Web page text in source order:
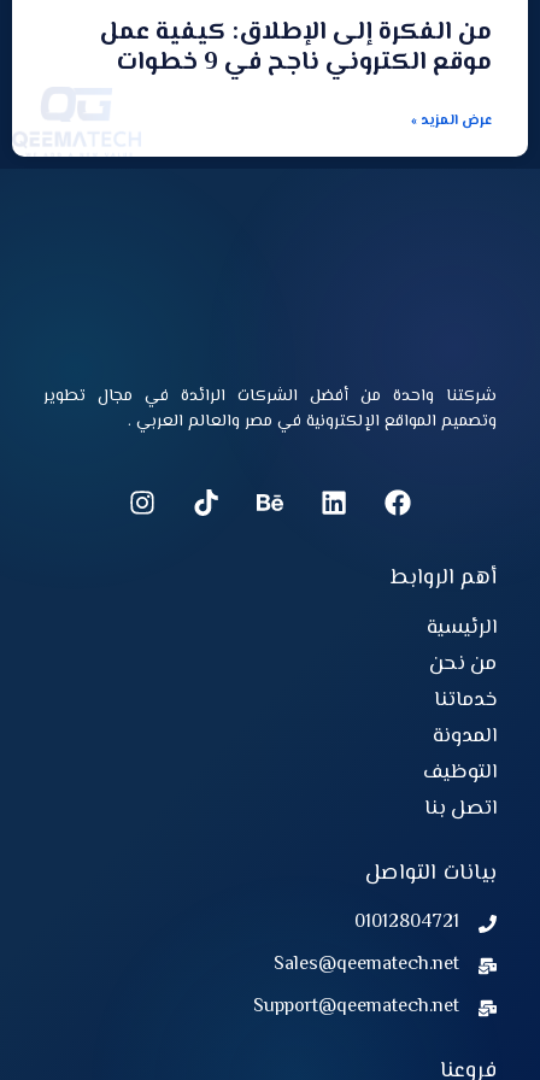
من الفكرة إلى الإطلاق: كيفية عمل
موقع الكتروني ناجح في 9 خطوات
عرض المزيد »
شركتنا واحدة من أفضل الشركات الرائدة في مجال تطوير
وتصميم المواقع الإلكترونية في مصر والعالم العربي .
أهم الروابط
الرئيسية
من نحن
خدماتنا
المدونة
التوظيف
اتصل بنا
بيانات التواصل
01012804721
Sales@qeematech.net
Support@qeematech.net
فروعنا